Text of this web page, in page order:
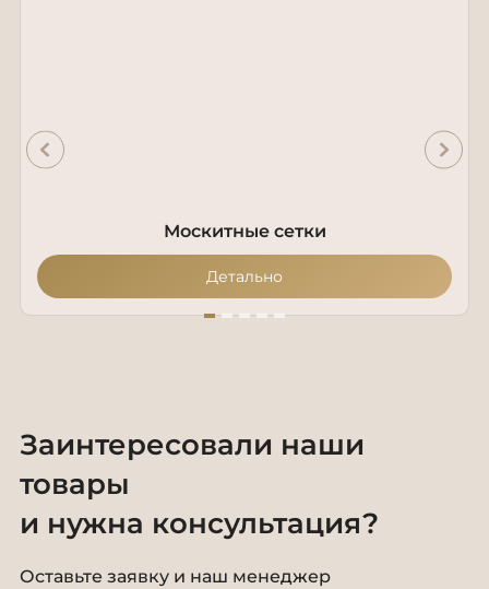
Москитные сетки
Детально
Заинтересовали наши
товары
и нужна консультация?
Оставьте заявку и наш менеджер